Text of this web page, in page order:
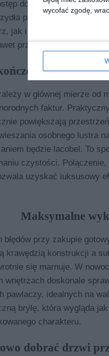
wycofać zgodę,
do wnętrza bez
poruszają się
jak i do przestrzeni o
przy intensywnej
w głównej mierze od
faktur.
powiększają
osobnego lustra
będzie lacobel. To
czystości.
uzyskać luksusowy
Maksymalne
przy zakupie
krawędzią konstrukcji a
się marnuje. W
wnętrzach doskonale
pawlaczy, idealnych na
bryłę, która wygląda
charakteru.
dobrać drzwi